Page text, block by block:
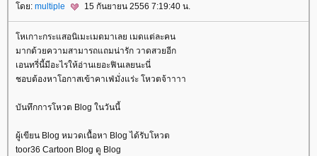
ดย: multiple 15 กันยายน 2556 7:19:40 น.
หเกาะกระแสอนิเมะเมดมาเลย เมดแต่ละคน
มากด้วยความสามารถแถมน่ารัก วาดสวยอีก
เอนทรี่นี้มีอะไรให้อ่านเยอะฟินเลยนะนี่
ชอบต้องหาโอกาสเข้าคาเฟ่มั่งแร่ะ โหวตจ้าาาา
บันทึกการโหวต Blog ในวันนี้
ผู้เขียน Blog หมวดเนื้อหา Blog ได้รับโหวต
toor36 Cartoon Blog ดู Blog